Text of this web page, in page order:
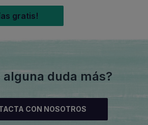
gratis!
alguna duda más?
CON NOSOTROS